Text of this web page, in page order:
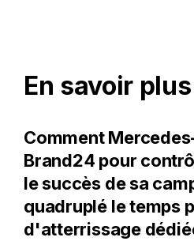
En savoir plus
Comment
Brand24 pour
le succès de sa
quadruplé le temps
d'atterrissage